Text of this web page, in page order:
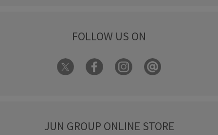
FOLLOW US ON
JUN GROUP ONLINE STORE